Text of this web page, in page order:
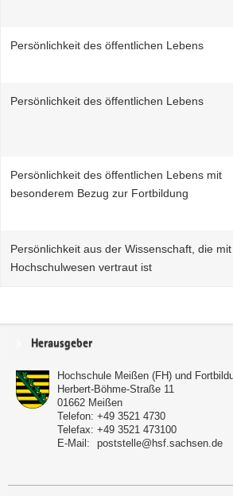
Persönlichkeit des öffentlichen Lebens
Persönlichkeit des öffentlichen Lebens
Persönlichkeit des öffentlichen Lebens mit
besonderem Bezug zur Fortbildung
Persönlichkeit aus der Wissenschaft, die
Hochschulwesen vertraut ist
Service
Herausgeber
Hochschule Meißen (FH) und
Herbert-Böhme-Straße 11
01662 Meißen
Telefon: +49 3521 4730
Telefax: +49 3521 473100
E-Mail:
poststelle@hsf.sachsen.de